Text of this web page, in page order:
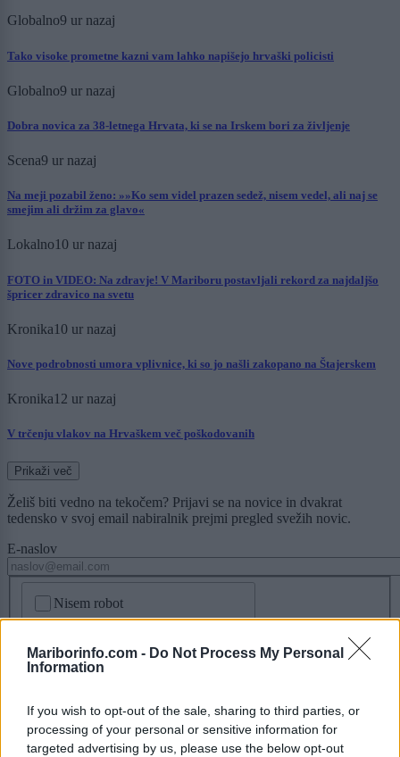
Mariborinfo.com - Do Not Process My Personal
Information
If you wish to opt-out of the sale, sharing to third parties, or
processing of your personal or sensitive information for
targeted advertising by us, please use the below opt-out
Globalno9 ur nazaj
Tako visoke prometne kazni vam lahko napišejo hrvaški policisti
Globalno9 ur nazaj
Dobra novica za 38-letnega Hrvata, ki se na Irskem bori za življenje
Scena9 ur nazaj
Na meji pozabil ženo: »»Ko sem videl prazen sedež, nisem vedel, ali naj se
smejim ali držim za glavo«
Lokalno10 ur nazaj
FOTO in VIDEO: Na zdravje! V Mariboru postavljali rekord za najdaljšo
špricer zdravico na svetu
Kronika10 ur nazaj
Nove podrobnosti umora vplivnice, ki so jo našli zakopano na Štajerskem
Kronika12 ur nazaj
V trčenju vlakov na Hrvaškem več poškodovanih
Prikaži več
Želiš biti vedno na tekočem? Prijavi se na novice in dvakrat
tedensko v svoj email nabiralnik prejmi pregled svežih novic.
E-naslov
Nisem robot
Naročite se
Imaš novico, informacijo, fotografijo ali video, ki bi nas utegnila